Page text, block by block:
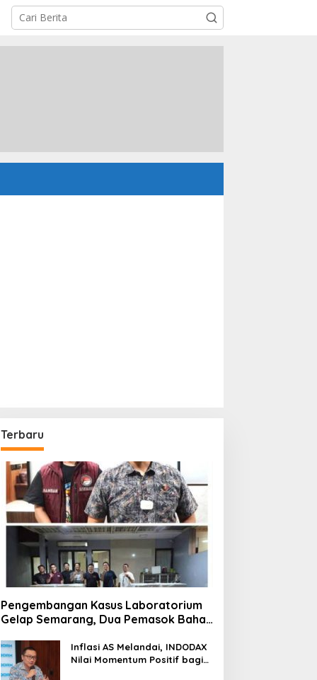
Terbaru
Pengembangan Kasus Laboratorium
Gelap Semarang, Dua Pemasok Bahan
1,5 Ton Bahan BakuInflasi AS Melandai, INDODAX
Nilai Momentum Positif bagi